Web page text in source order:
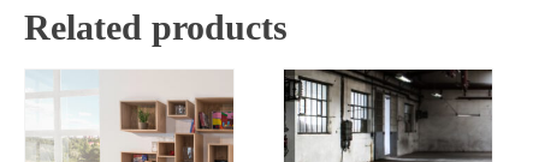
Related products